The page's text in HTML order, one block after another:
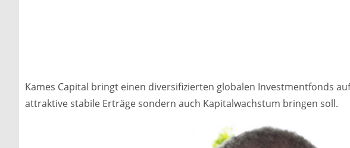
Kames Capital bringt einen diversifizierten globalen Investmentfonds
attraktive stabile Erträge sondern auch Kapitalwachstum bringen soll.